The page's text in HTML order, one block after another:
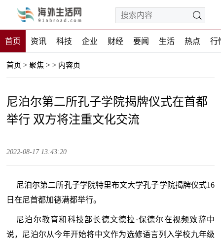
首页 资讯 科技 企业 财经 要闻 生活 热点 行
首页 > 聚焦 > > 内容页
尼泊尔第二所孔子学院揭牌仪式在首都
举行 双方将注重文化交流
2022-08-17 13:43:20
尼泊尔第二所孔子学院特里布文大学孔子学院揭牌仪式16
日在尼首都加德满都举行。
尼泊尔教育和科技部长德文德拉·保德尔在视频致辞中
说，尼泊尔从今年开始将中文作为选修语言列入学校九年级